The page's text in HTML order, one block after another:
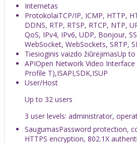
Internetas
ProtokolaiTCP/IP, ICMP, HTTP,
DDNS, RTP, RTSP, RTCP, NTP,
QoS, IPv4, IPv6, UDP, Bonjour,
WebSocket, WebSockets, SRTP,
Tiesioginis vaizdo žiūrėjimasUp to
APIOpen Network Video Interface
Profile T),ISAPI,SDK,ISUP
User/Host
Up to 32 users
3 user levels: administrator,
SaugumasPassword protection,
HTTPS encryption, 802.1X